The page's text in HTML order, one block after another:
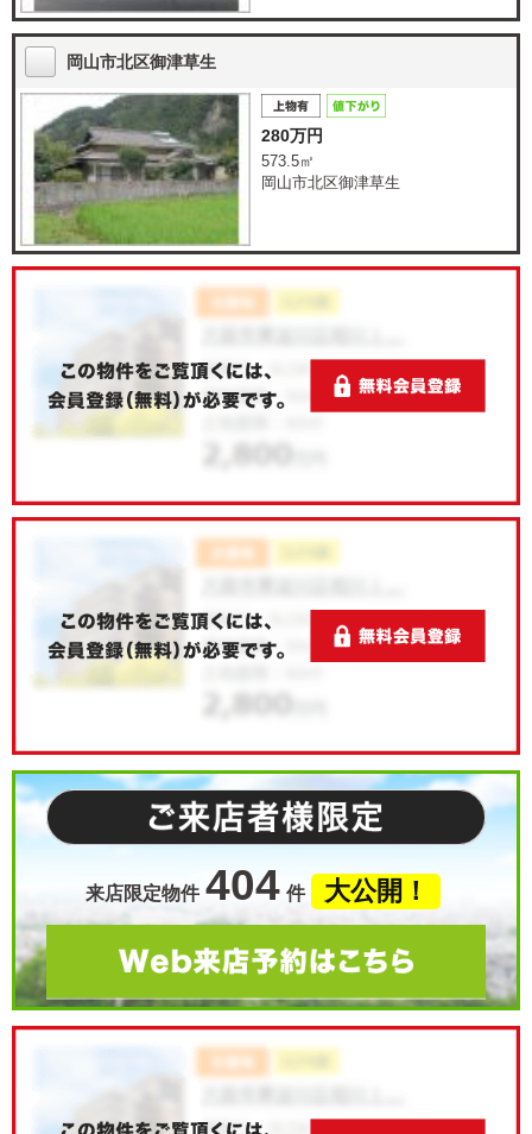
岡山市北区御津草生
280万円
573.5㎡
岡山市北区御津草生
来店限定物件 404 件 大公開！